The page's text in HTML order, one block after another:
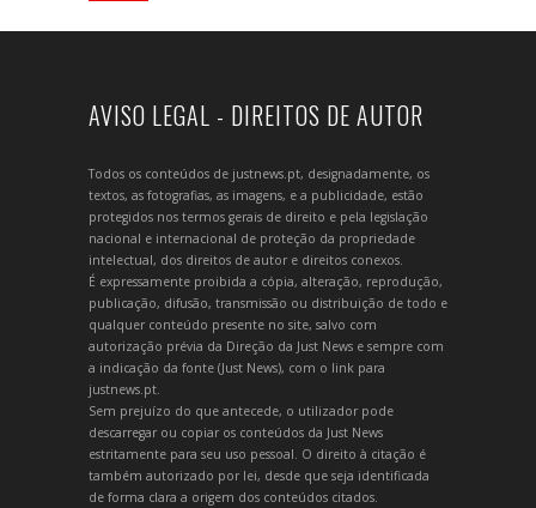
AVISO LEGAL - DIREITOS DE AUTOR
Todos os conteúdos de justnews.pt, designadamente, os
textos, as fotografias, as imagens, e a publicidade, estão
protegidos nos termos gerais de direito e pela legislação
nacional e internacional de proteção da propriedade
intelectual, dos direitos de autor e direitos conexos.
É expressamente proibida a cópia, alteração, reprodução,
publicação, difusão, transmissão ou distribuição de todo e
qualquer conteúdo presente no site, salvo com
autorização prévia da Direção da Just News e sempre com
a indicação da fonte (Just News), com o link para
justnews.pt.
Sem prejuízo do que antecede, o utilizador pode
descarregar ou copiar os conteúdos da Just News
estritamente para seu uso pessoal. O direito à citação é
também autorizado por lei, desde que seja identificada
de forma clara a origem dos conteúdos citados.